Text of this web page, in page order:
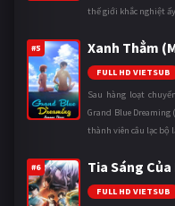
thế giới khắc nghiệt
#5 Xanh Thẳm
FULL HD VIETSUB
Sau hàng loạt
Grand Blue Dreaming
thành viên câu lạc bộ
#6 Tia Sáng
FULL HD VIETSUB